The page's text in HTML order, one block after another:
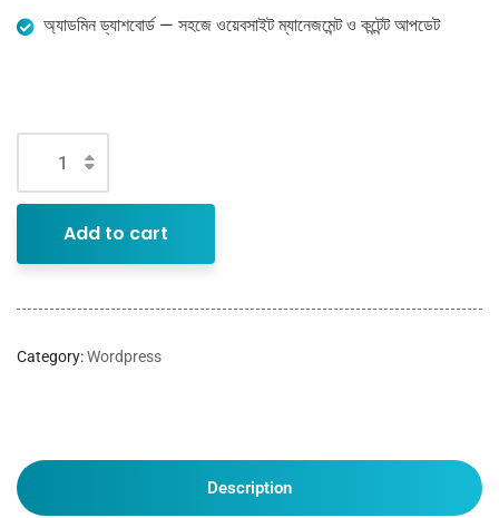
অ্যাডমিন ড্যাশবোর্ড — সহজে ওয়েবসাইট ম্যানেজমেন্ট ও কন্টেন্ট আপডেট
Add to cart
Category:Wordpress
Description